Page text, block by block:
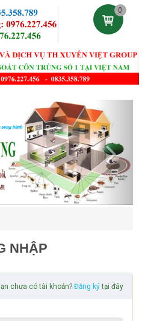
0
NHẬP
chưa có tài khoản? Đăng kýtại đây